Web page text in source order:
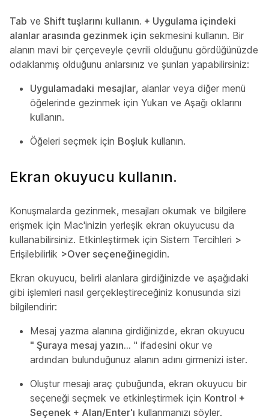
Tab ve Shift tuşlarını kullanın. + Uygulama içindeki
alanlar arasında gezinmek için sekmesini kullanın. Bir
alanın mavi bir çerçeveyle çevrili olduğunu gördüğünüzde
odaklanmış olduğunu anlarsınız ve şunları yapabilirsiniz:
Uygulamadaki mesajlar, alanlar veya diğer menü
öğelerinde gezinmek için Yukarı ve Aşağı oklarını
kullanın.
Öğeleri seçmek için Boşluk kullanın.
Ekran okuyucu kullanın.
Konuşmalarda gezinmek, mesajları okumak ve bilgilere
erişmek için Mac'inizin yerleşik ekran okuyucusu da
kullanabilirsiniz. Etkinleştirmek için Sistem Tercihleri >
Erişilebilirlik >Over seçeneğinegidin.
Ekran okuyucu, belirli alanlara girdiğinizde ve aşağıdaki
gibi işlemleri nasıl gerçekleştireceğiniz konusunda sizi
bilgilendirir:
Mesaj yazma alanına girdiğinizde, ekran okuyucu
" Şuraya mesaj yazın… " ifadesini okur ve
ardından bulunduğunuz alanın adını girmenizi ister.
Oluştur mesajı araç çubuğunda, ekran okuyucu bir
seçeneği seçmek ve etkinleştirmek için Kontrol +
Seçenek + Alan/Enter'ı kullanmanızı söyler.